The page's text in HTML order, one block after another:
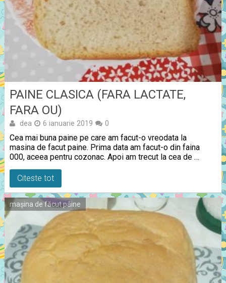
PAINE CLASICA (FARA LACTATE,
FARA OU)
dea 6 ianuarie 2019 0
Cea mai buna paine pe care am facut-o vreodata la
masina de facut paine. Prima data am facut-o din faina
000, aceea pentru cozonac. Apoi am trecut la cea de …
Citeste tot
mașina de făcut pâine